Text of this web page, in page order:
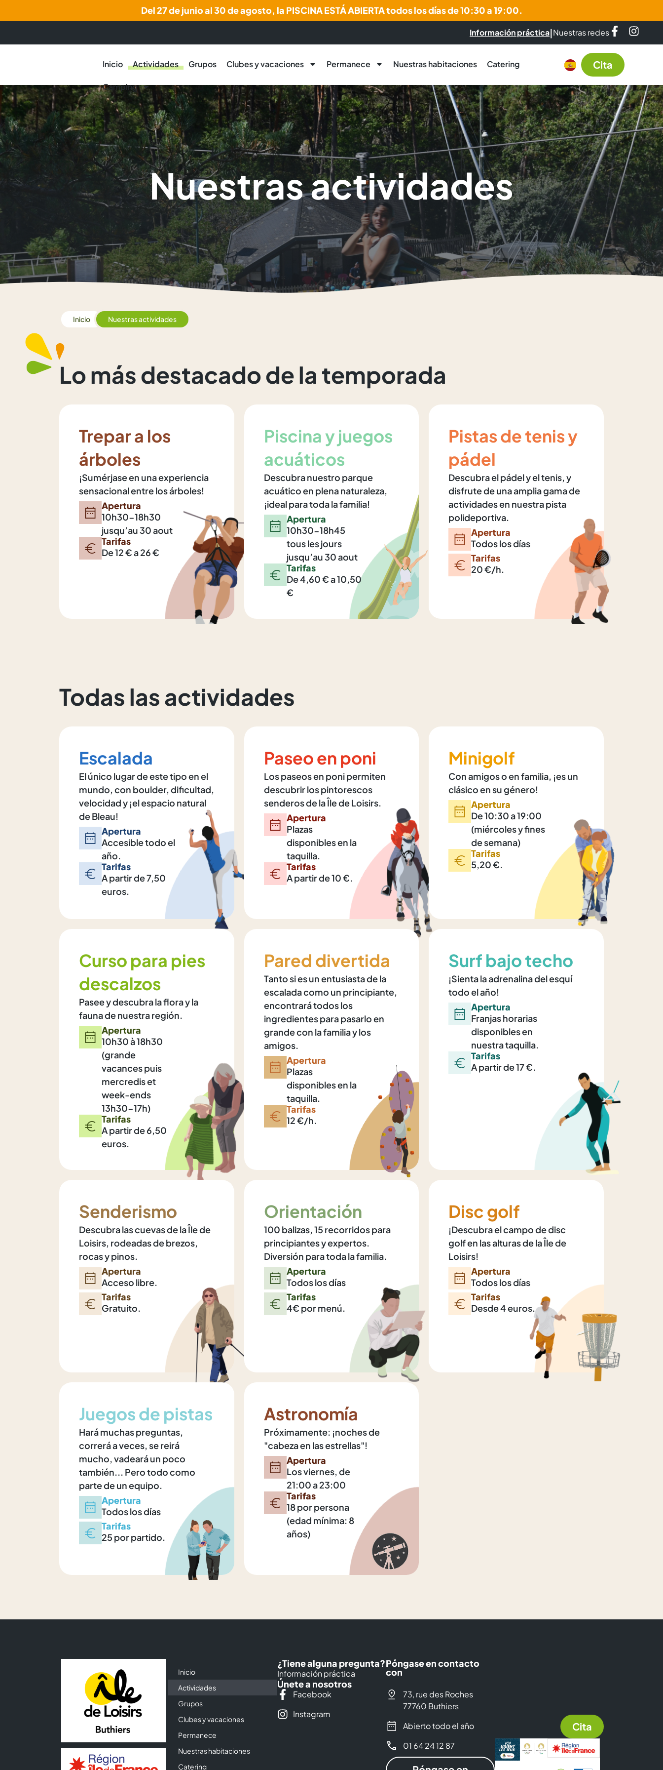
Del 27 de junio al 30 de agosto, la PISCINA ESTÁ ABIERTA todos los días de 10:30 a 19:00.
Información práctica|Nuestras redes
Inicio Actividades Grupos Clubes y vacaciones Permanece Nuestras habitaciones Catering
Camping
Cita
Nuestras actividades
Inicio Nuestras actividades
Lo más destacado de la temporada
Trepar a los
árboles
¡Sumérjase en una experiencia
sensacional entre los árboles!
Apertura
10h30-18h30
jusqu’au 30 aout
Tarifas
De 12 € a 26 €
Piscina y juegos
acuáticos
Descubra nuestro parque
acuático en plena naturaleza,
¡ideal para toda la familia!
Apertura
10h30-18h45
tous les jours
jusqu’au 30 aout
Tarifas
De 4,60 € a 10,50
€
Pistas de tenis y
pádel
Descubra el pádel y el tenis, y
disfrute de una amplia gama de
actividades en nuestra pista
polideportiva.
Apertura
Todos los días
Tarifas
20 €/h.
Todas las actividades
Escalada
El único lugar de este tipo en el
mundo, con boulder, dificultad,
velocidad y ¡el espacio natural
de Bleau!
Apertura
Accesible todo el
año.
Tarifas
A partir de 7,50
euros.
Paseo en poni
Los paseos en poni permiten
descubrir los pintorescos
senderos de la Île de Loisirs.
Apertura
Plazas
disponibles en la
taquilla.
Tarifas
A partir de 10 €.
Minigolf
Con amigos o en familia, ¡es un
clásico en su género!
Apertura
De 10:30 a 19:00
(miércoles y fines
de semana)
Tarifas
5,20 €.
Curso para pies
descalzos
Pasee y descubra la flora y la
fauna de nuestra región.
Apertura
10h30 à 18h30
(grande
vacances puis
mercredis et
week-ends
13h30-17h)
Tarifas
A partir de 6,50
euros.
Pared divertida
Tanto si es un entusiasta de la
escalada como un principiante,
encontrará todos los
ingredientes para pasarlo en
grande con la familia y los
amigos.
Apertura
Plazas
disponibles en la
taquilla.
Tarifas
12 €/h.
Surf bajo techo
¡Sienta la adrenalina del esquí
todo el año!
Apertura
Franjas horarias
disponibles en
nuestra taquilla.
Tarifas
A partir de 17 €.
Senderismo
Descubra las cuevas de la Île de
Loisirs, rodeadas de brezos,
rocas y pinos.
Apertura
Acceso libre.
Tarifas
Gratuito.
Orientación
100 balizas, 15 recorridos para
principiantes y expertos.
Diversión para toda la familia.
Apertura
Todos los días
Tarifas
4€ por menú.
Disc golf
¡Descubra el campo de disc
golf en las alturas de la Île de
Loisirs!
Apertura
Todos los días
Tarifas
Desde 4 euros.
Juegos de pistas
Hará muchas preguntas,
correrá a veces, se reirá
mucho, vadeará un poco
también... Pero todo como
parte de un equipo.
Apertura
Todos los días
Tarifas
25 por partido.
Astronomía
Próximamente: ¡noches de
"cabeza en las estrellas"!
Apertura
Los viernes, de
21:00 a 23:00
Tarifas
18 por persona
(edad mínima: 8
años)
Inicio
Actividades
Grupos
Clubes y vacaciones
Permanece
Nuestras habitaciones
Catering
¿Tiene alguna pregunta?
Información práctica
Únete a nosotros
Facebook
Instagram
Póngase en contacto
con
73, rue des Roches
77760 Buthiers
Abierto todo el año
01 64 24 12 87
Cita